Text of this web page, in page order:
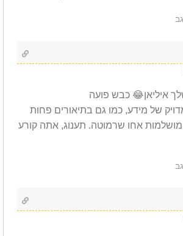
איליאן😂 כבש פועה
של מידע, כמו גם בתיאורים פחות
מושלמות אחו שרמוטה. תענוג, אתה קורע